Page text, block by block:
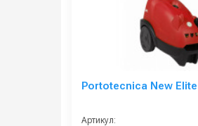
Portotecnica New Elite
Артикул: